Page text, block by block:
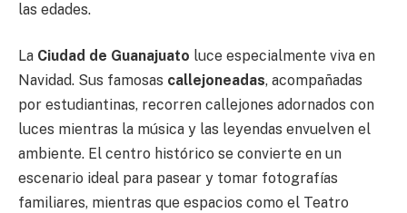
las edades.
La Ciudad de Guanajuato luce especialmente viva en
Navidad. Sus famosas callejoneadas, acompañadas
por estudiantinas, recorren callejones adornados con
luces mientras la música y las leyendas envuelven el
ambiente. El centro histórico se convierte en un
escenario ideal para pasear y tomar fotografías
familiares, mientras que espacios como el Teatro